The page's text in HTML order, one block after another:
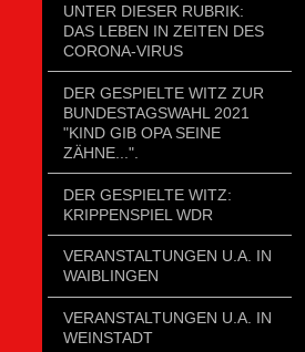
UNTER DIESER RUBRIK:
DAS LEBEN IN ZEITEN DES
CORONA-VIRUS
DER GESPIELTE WITZ ZUR
BUNDESTAGSWAHL 2021
"KIND GIB OPA SEINE
ZÄHNE...".
DER GESPIELTE WITZ:
KRIPPENSPIEL WDR
VERANSTALTUNGEN U.A. IN
WAIBLINGEN
VERANSTALTUNGEN U.A. IN
WEINSTADT